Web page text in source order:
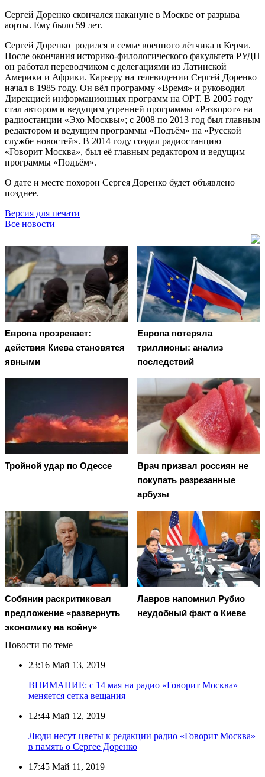
Сергей Доренко скончался накануне в Москве от разрыва
аорты. Ему было 59 лет.
Сергей Доренко родился в семье военного лётчика в Керчи.
После окончания историко-филологического факультета РУДН
он работал переводчиком с делегациями из Латинской
Америки и Африки. Карьеру на телевидении Сергей Доренко
начал в 1985 году. Он вёл программу «Время» и руководил
Дирекцией информационных программ на ОРТ. В 2005 году
стал автором и ведущим утренней программы «Разворот» на
радиостанции «Эхо Москвы»; с 2008 по 2013 год был главным
редактором и ведущим программы «Подъём» на «Русской
службе новостей». В 2014 году создал радиостанцию
«Говорит Москва», был её главным редактором и ведущим
программы «Подъём».
О дате и месте похорон Сергея Доренко будет объявлено
позднее.
Версия для печати
Все новости
Европа прозревает:
действия Киева становятся
явными
Европа потеряла
триллионы: анализ
последствий
Тройной удар по Одессe
Врач призвал россиян не
покупать разрезанные
арбузы
Собянин раскритиковал
предложение «развернуть
экономику на войну»
Лавров напомнил Рубио
неудобный факт о Киеве
Новости по теме
23:16 Май 13, 2019
ВНИМАНИЕ: с 14 мая на радио «Говорит Москва»
меняется сетка вещания
12:44 Май 12, 2019
Люди несут цветы к редакции радио «Говорит Москва»
в память о Сергее Доренко
17:45 Май 11, 2019